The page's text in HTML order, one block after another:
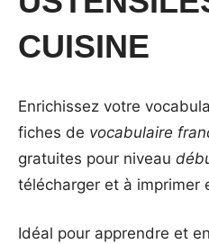
CUISINE
Enrichissez votre
fiches de vocabulaire
gratuites pour niveau
télécharger et à imprimer
Idéal pour apprendre et